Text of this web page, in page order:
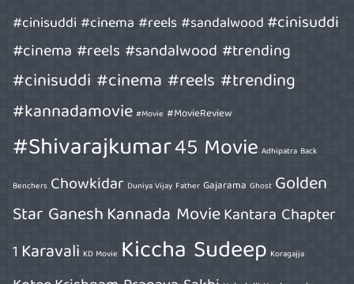
#cinisuddi #cinema #reels #sandalwood#cinisuddi
#cinema #reels #sandalwood #trending
#cinisuddi #cinema #reels #trending
#kannadamovie #Movie #MovieReview
#Shivarajkumar45 Movie Adhipatra Back
Benchers Chowkidar Duniya Vijay Father Gajarama Ghost Golden
Star GaneshKannada MovieKantara Chapter
1 Karavali KD Movie Kiccha Sudeep Koragajja